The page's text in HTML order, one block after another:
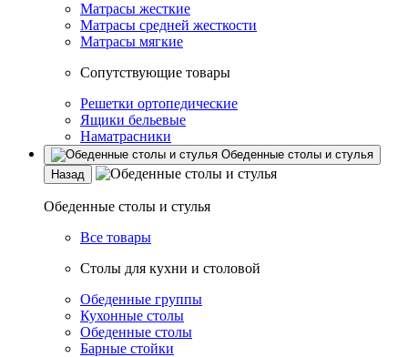
Матрасы жесткие
Матрасы средней жесткости
Матрасы мягкие
Сопутствующие товары
Решетки ортопедические
Ящики бельевые
Наматрасники
Обеденные столы и стулья
Назад
Обеденные столы и стулья
Все товары
Столы для кухни и столовой
Обеденные группы
Кухонные столы
Обеденные столы
Барные стойки